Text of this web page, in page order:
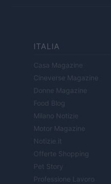
ITALIA
Casa Magazine
Cineverse Magazine
Donne Magazine
Food Blog
Milano Notizie
Motor Magazine
Notizie.it
Offerte Shopping
Pet Story
Professione Lavoro